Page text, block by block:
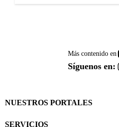
Más contenido en
Síguenos en:
NUESTROS PORTALES
SERVICIOS